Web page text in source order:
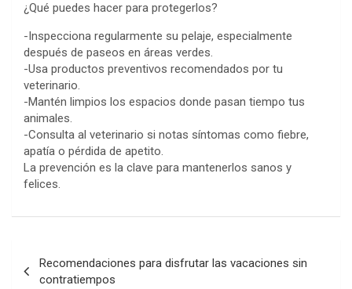
¿Qué puedes hacer para protegerlos?
-Inspecciona regularmente su pelaje, especialmente
después de paseos en áreas verdes.
-Usa productos preventivos recomendados por tu
veterinario.
-Mantén limpios los espacios donde pasan tiempo tus
animales.
-Consulta al veterinario si notas síntomas como fiebre,
apatía o pérdida de apetito.
La prevención es la clave para mantenerlos sanos y
felices.
navigation
Recomendaciones para disfrutar las vacaciones sin
contratiempos